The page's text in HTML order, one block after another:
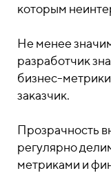
которым
Не менее
разработчик
бизнес-
заказчик.
Прозрачность
регулярно
метриками и